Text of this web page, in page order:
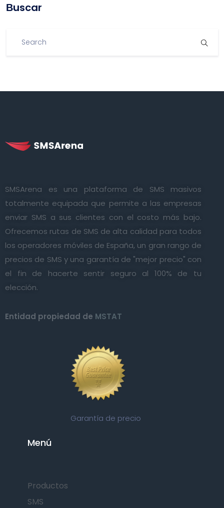
Βuscar
SMSArena es una plataforma de SMS masivos
totalmente equipada que permite a las empresas
enviar SMS a sus clientes con el costo más bajo.
Ofrecemos rutas de SMS de alta calidad para todos
los operadores móviles de España, un gran rango de
precios de SMS y una garantía de "mejor precio" con
el fin de hacerte sentir seguro al 100% de tu
elección.
Entidad propiedad de MSTAT
Garantía de precio
Menú
Productos
SMS